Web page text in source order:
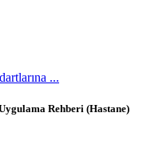
...
Rehberi (Hastane)